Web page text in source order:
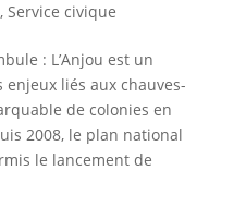
, Service civique
: L’Anjou est un
liés aux chauves-
de colonies en
2008, le plan national
le lancement de